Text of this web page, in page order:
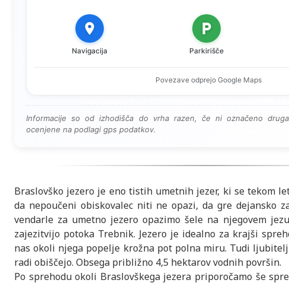
Navigacija Parkirišče
Povezave odprejo Google Maps
Informacije so od izhodišča do vrha razen, če ni označeno
ocenjene na podlagi gps podatkov.
Braslovško jezero je eno tistih umetnih jezer, ki se tekom
da nepoučeni obiskovalec niti ne opazi, da gre dejansko
vendarle za umetno jezero opazimo šele na njegovem
zajezitvijo potoka Trebnik. Jezero je idealno za krajši
nas okoli njega popelje krožna pot polna miru. Tudi
radi obiščejo. Obsega približno 4,5 hektarov vodnih površin.
Po sprehodu okoli Braslovškega jezera priporočamo še